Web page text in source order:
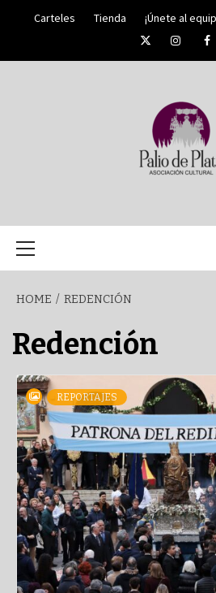
Carteles Tienda ¡Únete al
TwitterInstagram
HOME REDENCIÓN
Redención
REPORTAJES